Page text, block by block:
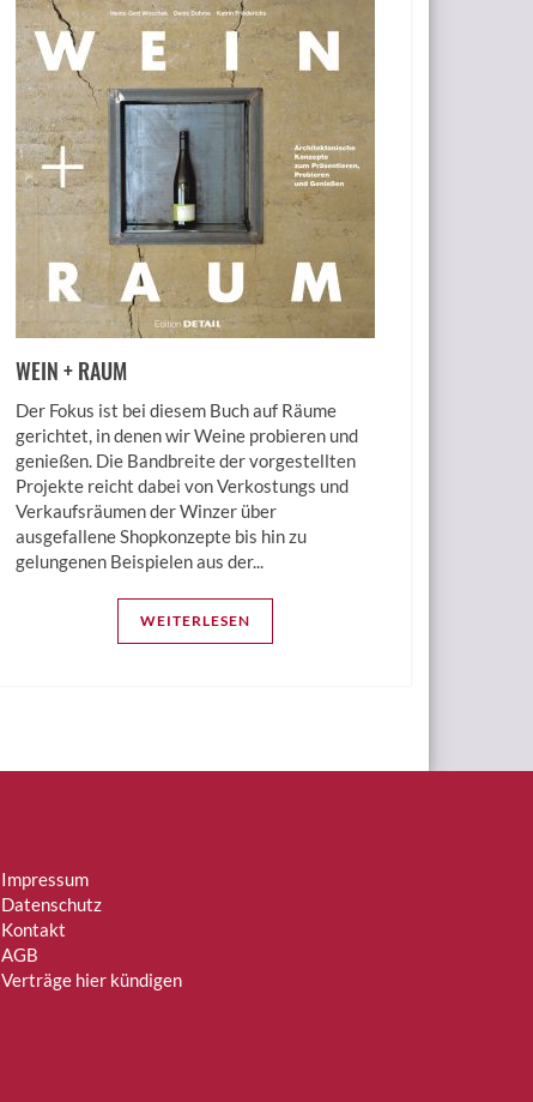
WEIN + RAUM
Der Fokus ist bei diesem Buch auf Räume
gerichtet, in denen wir Weine probieren und
genießen. Die Bandbreite der vorgestellten
Projekte reicht dabei von Verkostungs und
Verkaufsräumen der Winzer über
ausgefallene Shopkonzepte bis hin zu
gelungenen Beispielen aus der...
WEITERLESEN
Impressum
Datenschutz
Kontakt
AGB
Verträge hier kündigen